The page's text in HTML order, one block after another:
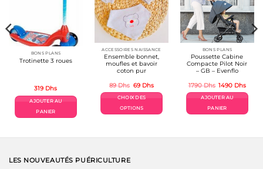
BONS PLANS
Trotinette 3 roues
319 Dhs
AJOUTER AU
PANIER
ACCESSOIRES NAISSANCE
Ensemble bonnet,
moufles et bavoir
coton pur
89Dhs Le
initial
était :
89 Dhs.
69 DhsLe
actuel
CHOIX DES
OPTIONS
a
Les
BONS PLANS
Poussette Cabine
Compacte Pilot Noir
– GB – Evenflo
1790Dhs Le
initial
était :
1790 Dhs.
1490 DhsLe
AJOUTER AU
PANIER
LES NOUVEAUTÉS PUÉRICULTURE